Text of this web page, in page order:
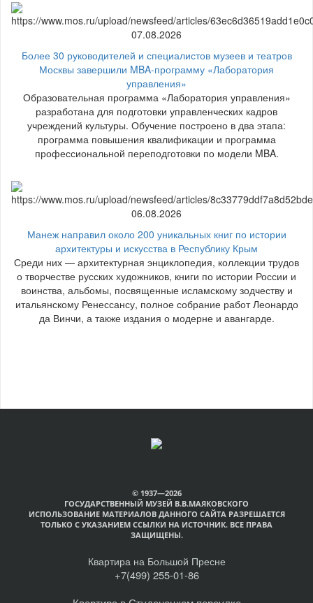
07.08.2026
Более 30 руководителей и специалистов музеев и театров
Москвы завершили MBA-программу «Лаборатория
управления»
Образовательная программа «Лаборатория управления»
разработана для подготовки управленческих кадров
учреждений культуры. Обучение построено в два этапа:
программа повышения квалификации и программа
профессиональной переподготовки по модели MBA.
06.08.2026
Манеж направил около 200 уникальных книг по истории
архитектуры и искусства в Республику Крым
Среди них — архитектурная энциклопедия, коллекции трудов
о творчестве русских художников, книги по истории России и
воинства, альбомы, посвященные исламскому зодчеству и
итальянскому Ренессансу, полное собрание работ Леонардо
да Винчи, а также издания о модерне и авангарде.
© 1937—2026
ГОСУДАРСТВЕННЫЙ МУЗЕЙ В.В.МАЯКОВСКОГО
ИСПОЛЬЗОВАНИЕ МАТЕРИАЛОВ ДАННОГО САЙТА РАЗРЕШАЕТСЯ
ТОЛЬКО С УКАЗАНИЕМ ССЫЛКИ НА ИСТОЧНИК. ВСЕ ПРАВА
ЗАЩИЩЕНЫ.
Квартира на Большой Пресне
+7(499) 255-01-86